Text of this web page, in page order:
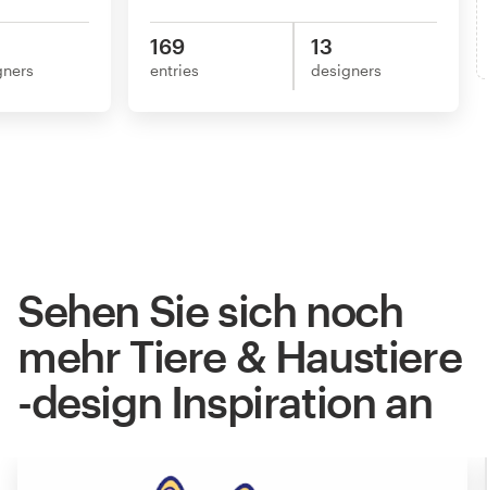
169
entries
13
designers
Sehen Sie sich noch
mehr Tiere & Haustiere
-design Inspiration an